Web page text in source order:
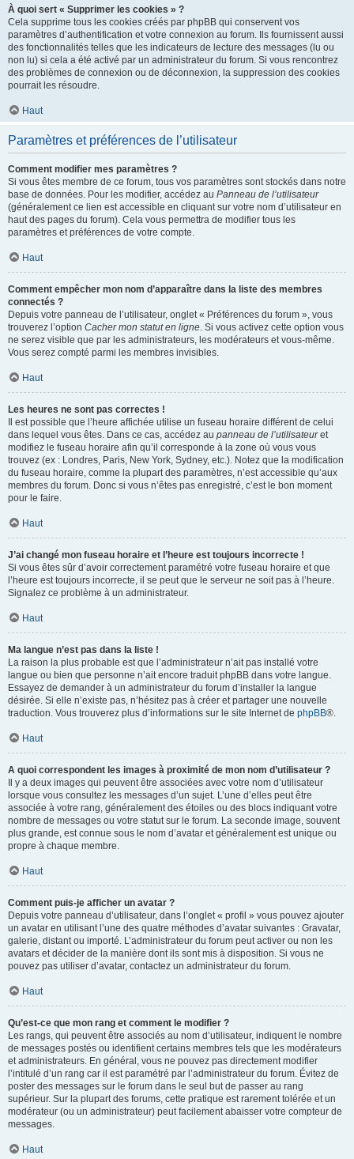
À quoi sert « Supprimer les cookies » ?
Cela supprime tous les cookies créés par phpBB qui conservent vos
paramètres d’authentification et votre connexion au forum. Ils fournissent aussi
des fonctionnalités telles que les indicateurs de lecture des messages (lu ou
non lu) si cela a été activé par un administrateur du forum. Si vous rencontrez
des problèmes de connexion ou de déconnexion, la suppression des cookies
pourrait les résoudre.
Haut
Paramètres et préférences de l’utilisateur
Comment modifier mes paramètres ?
Si vous êtes membre de ce forum, tous vos paramètres sont stockés dans notre
base de données. Pour les modifier, accédez au Panneau de l’utilisateur
(généralement ce lien est accessible en cliquant sur votre nom d’utilisateur en
haut des pages du forum). Cela vous permettra de modifier tous les
paramètres et préférences de votre compte.
Haut
Comment empêcher mon nom d’apparaître dans la liste des membres
connectés ?
Depuis votre panneau de l’utilisateur, onglet « Préférences du forum », vous
trouverez l’option Cacher mon statut en ligne. Si vous activez cette option vous
ne serez visible que par les administrateurs, les modérateurs et vous-même.
Vous serez compté parmi les membres invisibles.
Haut
Les heures ne sont pas correctes !
Il est possible que l’heure affichée utilise un fuseau horaire différent de celui
dans lequel vous êtes. Dans ce cas, accédez au panneau de l’utilisateuret
modifiez le fuseau horaire afin qu’il corresponde à la zone où vous vous
trouvez (ex : Londres, Paris, New York, Sydney, etc.). Notez que la modification
du fuseau horaire, comme la plupart des paramètres, n’est accessible qu’aux
membres du forum. Donc si vous n’êtes pas enregistré, c’est le bon moment
pour le faire.
Haut
J’ai changé mon fuseau horaire et l’heure est toujours incorrecte !
Si vous êtes sûr d’avoir correctement paramétré votre fuseau horaire et que
l’heure est toujours incorrecte, il se peut que le serveur ne soit pas à l’heure.
Signalez ce problème à un administrateur.
Haut
Ma langue n’est pas dans la liste !
La raison la plus probable est que l’administrateur n’ait pas installé votre
langue ou bien que personne n’ait encore traduit phpBB dans votre langue.
Essayez de demander à un administrateur du forum d’installer la langue
désirée. Si elle n’existe pas, n’hésitez pas à créer et partager une nouvelle
traduction. Vous trouverez plus d’informations sur le site Internet de phpBB®.
Haut
A quoi correspondent les images à proximité de mon nom d’utilisateur ?
Il y a deux images qui peuvent être associées avec votre nom d’utilisateur
lorsque vous consultez les messages d’un sujet. L’une d’elles peut être
associée à votre rang, généralement des étoiles ou des blocs indiquant votre
nombre de messages ou votre statut sur le forum. La seconde image, souvent
plus grande, est connue sous le nom d’avatar et généralement est unique ou
propre à chaque membre.
Haut
Comment puis-je afficher un avatar ?
Depuis votre panneau d’utilisateur, dans l’onglet « profil » vous pouvez ajouter
un avatar en utilisant l’une des quatre méthodes d’avatar suivantes : Gravatar,
galerie, distant ou importé. L’administrateur du forum peut activer ou non les
avatars et décider de la manière dont ils sont mis à disposition. Si vous ne
pouvez pas utiliser d’avatar, contactez un administrateur du forum.
Haut
Qu’est-ce que mon rang et comment le modifier ?
Les rangs, qui peuvent être associés au nom d’utilisateur, indiquent le nombre
de messages postés ou identifient certains membres tels que les modérateurs
et administrateurs. En général, vous ne pouvez pas directement modifier
l’intitulé d’un rang car il est paramétré par l’administrateur du forum. Évitez de
poster des messages sur le forum dans le seul but de passer au rang
supérieur. Sur la plupart des forums, cette pratique est rarement tolérée et un
modérateur (ou un administrateur) peut facilement abaisser votre compteur de
messages.
Haut